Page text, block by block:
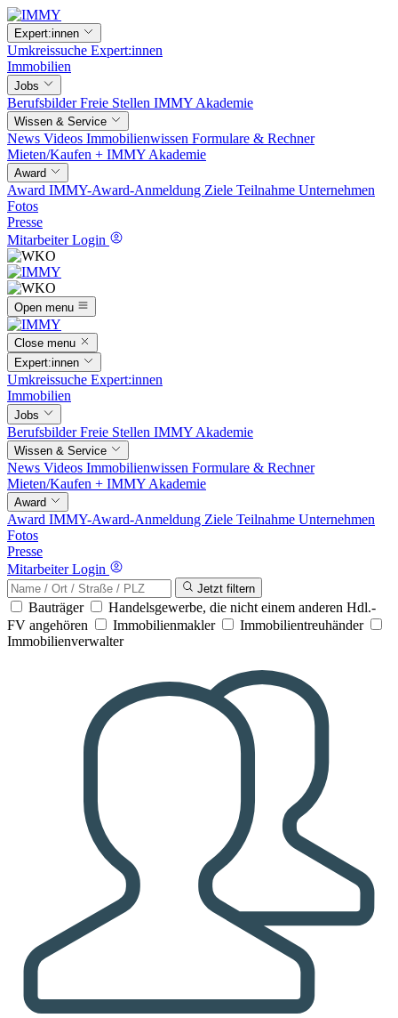
Expert:innen
Umkreissuche Expert:innen
Immobilien
Jobs
BerufsbilderFreie Stellen IMMY Akademie
Wissen & Service
News Videos Immobilienwissen Formulare & Rechner
Mieten/Kaufen + IMMY Akademie
Award
Award IMMY-Award-Anmeldung Ziele Teilnahme Unternehmen
Fotos
Presse
Mitarbeiter Login
Open menu
Close menu
Expert:innen
Umkreissuche Expert:innen
Immobilien
Jobs
BerufsbilderFreie Stellen IMMY Akademie
Wissen & Service
News Videos Immobilienwissen Formulare & Rechner
Mieten/Kaufen + IMMY Akademie
Award
Award IMMY-Award-Anmeldung Ziele Teilnahme Unternehmen
Fotos
Presse
Mitarbeiter Login
Jetzt filtern
Bauträger
Handelsgewerbe, die nicht einem anderen Hdl.-
FV angehören
Immobilienmakler
Immobilientreuhänder
Immobilienverwalter